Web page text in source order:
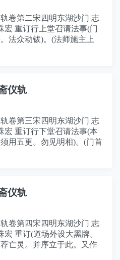
卷第二宋四明东湖沙门 志
宏 重订行上堂召请法事(门
法众动钹)。(法师施主上
仪轨
卷第三宋四明东湖沙门 志
宏 重订行下堂召请法事(本
用五更。勿见明相)。(门首
仪轨
卷第四宋四明东湖沙门 志
重订(道场外设大黑牌。
亡灵。并序立于此。又作